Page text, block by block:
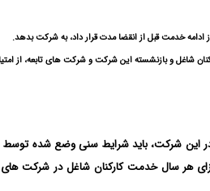
خدمت قبل از انقضا مدت قرار داد، به شرکت بدهد.
شاغل و بازنشسته این شرکت و شرکت های تابعه، از
دکتری، حداکثر ۳۷ سال سن داشته باشند. به ازای هر سال